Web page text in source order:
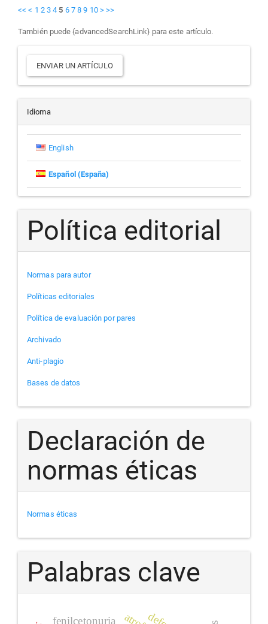
<< < 1 2 3 4 5 6 7 8 9 10 > >>
También puede {advancedSearchLink} para este artículo.
Enviar
un
artículo
ENVIAR UN ARTÍCULO
Idioma
English
Español (España)
Política editorial
Normas para autor
Políticas editoriales
Política de evaluación por pares
Archivado
Anti-plagio
Bases de datos
Declaración de
normas éticas
Normas éticas
Palabras clave
fenilcetonuria